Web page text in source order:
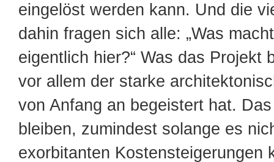
eingelöst werden kann. Und die
dahin fragen sich alle: „Was
eigentlich hier?“ Was das Projekt
vor allem der starke
von Anfang an begeistert hat.
bleiben, zumindest solange es
exorbitanten Kostensteigerungen